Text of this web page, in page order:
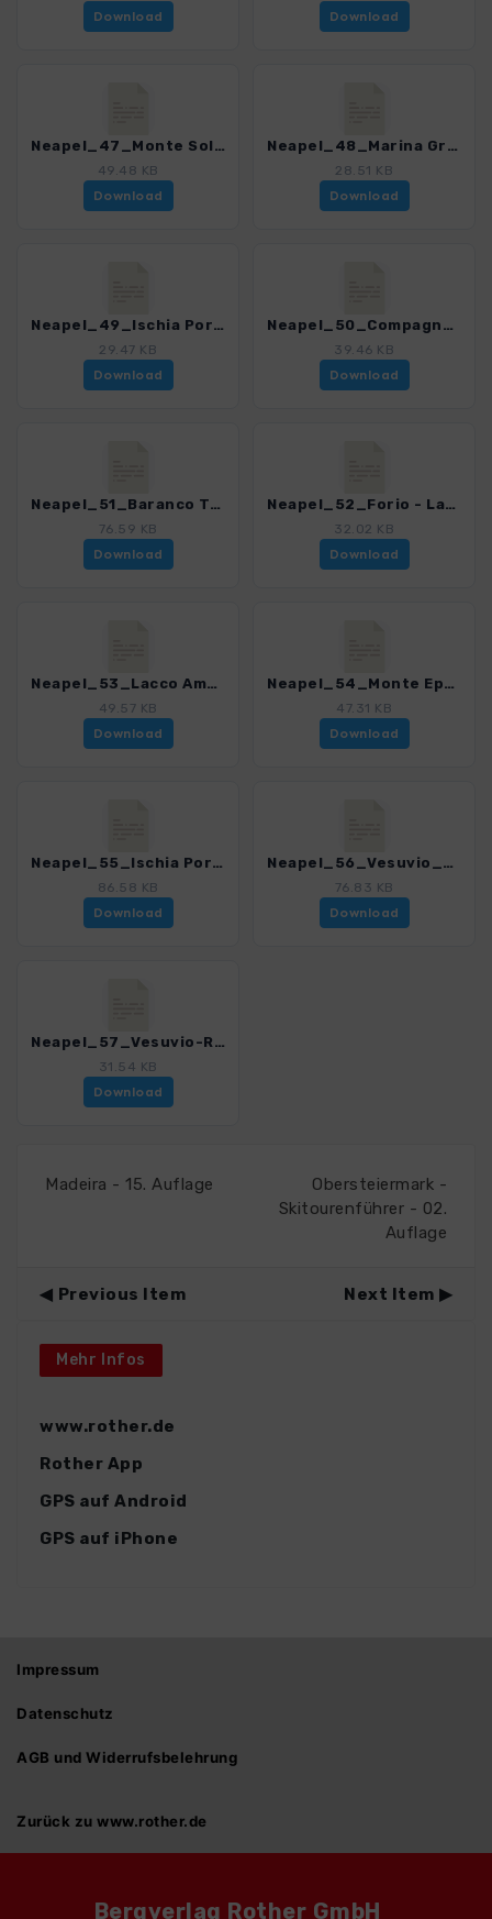
Download
Download
Neapel_47_Monte Solaro_4200_7.gpx
49.48 KB
Download
Neapel_48_Marina Grande - Grotta Azzurra_4200_7.gpx
28.51 KB
Download
Neapel_49_Ischia Porto - Campagnano_4200_7.gpx
29.47 KB
Download
Neapel_50_Compagnano - Baranco Testaccio_4200_7.gpx
39.46 KB
Download
Neapel_51_Baranco Testaccio - Forio_4200_7.gpx
76.59 KB
Download
Neapel_52_Forio - Lacco Ameno_4200_7.gpx
32.02 KB
Download
Neapel_53_Lacco Ameno - Ischia Porto_4200_7.gpx
49.57 KB
Download
Neapel_54_Monte Epomeo_4200_7.gpx
47.31 KB
Download
Neapel_55_Ischia Porto - Forio_4200_7.gpx
86.58 KB
Download
Neapel_56_Vesuvio_4200_7.gpx
76.83 KB
Download
Neapel_57_Vesuvio-Rundweg_4200_7.gpx
31.54 KB
Download
Madeira - 15. Auflage
Obersteiermark -
Skitourenführer - 02.
Auflage
Previous Item Next Item
Mehr Infos
www.rother.de
Rother App
GPS auf Android
GPS auf iPhone
Impressum
Datenschutz
AGB und Widerrufsbelehrung
Zurück zu www.rother.de
Bergverlag Rother GmbH